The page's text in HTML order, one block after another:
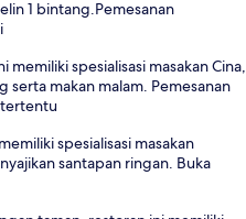
1 bintang.Pemesanan
spesialisasi masakan Cina,
serta makan malam. Pemesanan
tertentu
spesialisasi masakan
santapan ringan. Buka